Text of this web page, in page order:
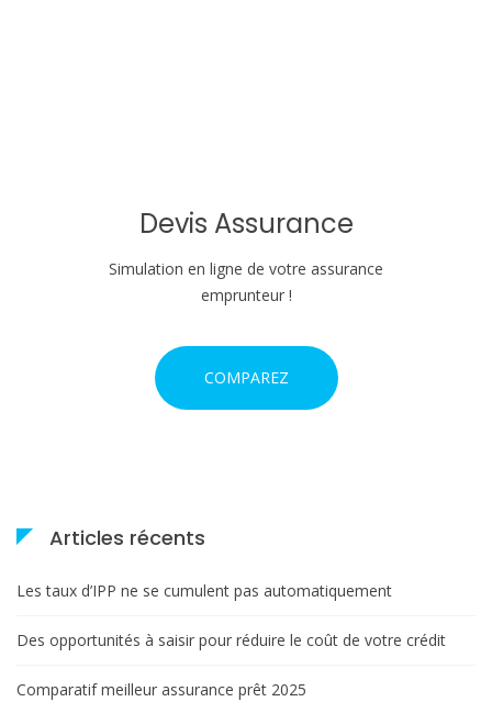
Devis Assurance
Simulation en ligne de votre assurance
emprunteur !
COMPAREZ
Articles récents
Les taux d’IPP ne se cumulent pas automatiquement
Des opportunités à saisir pour réduire le coût de votre crédit
Comparatif meilleur assurance prêt 2025